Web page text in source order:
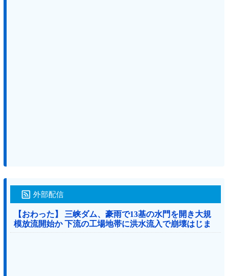
外部配信
【おわった】 三峡ダム、豪雨で13基の水門を開き大規
模放流開始か 下流の工場地帯に洪水流入で崩壊はじま
る